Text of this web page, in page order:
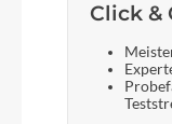
Click &